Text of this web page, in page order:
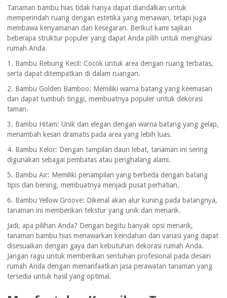
Tanaman bambu hias tidak hanya dapat diandalkan untuk
memperindah ruang dengan estetika yang menawan, tetapi juga
membawa kenyamanan dan kesegaran. Berikut kami sajikan
beberapa struktur populer yang dapat Anda pilih untuk menghiasi
rumah Anda.
1. Bambu Rebung Kecil: Cocok untuk area dengan ruang terbatas,
serta dapat ditempatkan di dalam ruangan.
2. Bambu Golden Bamboo: Memiliki warna batang yang keemasan
dan dapat tumbuh tinggi, membuatnya populer untuk dekorasi
taman.
3. Bambu Hitam: Unik dan elegan dengan warna batang yang gelap,
menambah kesan dramatis pada area yang lebih luas.
4. Bambu Kelor: Dengan tampilan daun lebat, tanaman ini sering
digunakan sebagai pembatas atau penghalang alami.
5. Bambu Air: Memiliki penampilan yang berbeda dengan batang
tipis dan bening, membuatnya menjadi pusat perhatian.
6. Bambu Yellow Groove: Dikenal akan alur kuning pada batangnya,
tanaman ini memberikan tekstur yang unik dan menarik.
Jadi, apa pilihan Anda? Dengan begitu banyak opsi menarik,
tanaman bambu hias menawarkan keindahan dan variasi yang dapat
disesuaikan dengan gaya dan kebutuhan dekorasi rumah Anda.
Jangan ragu untuk memberikan sentuhan profesional pada desain
rumah Anda dengan memanfaatkan jasa perawatan tanaman yang
tersedia untuk hasil yang optimal.